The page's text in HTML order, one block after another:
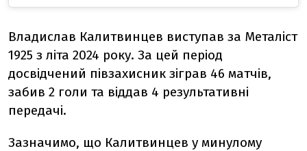
Владислав Калитвинцев виступав за Металіст
1925 з літа 2024 року. За цей період
досвідчений півзахисник зіграв 46 матчів,
забив 2 голи та віддав 4 результативні
передачі.
Зазначимо, що Калитвинцев у минулому